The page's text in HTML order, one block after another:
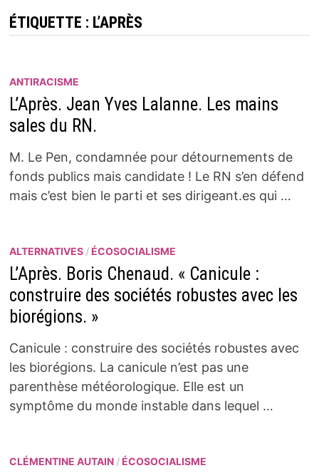
ÉTIQUETTE : L’APRÈS
ANTIRACISME
L’Après. Jean Yves Lalanne. Les mains
sales du RN.
M. Le Pen, condamnée pour détournements de
fonds publics mais candidate ! Le RN s’en défend
mais c’est bien le parti et ses dirigeant.es qui …
ALTERNATIVES/ ÉCOSOCIALISME
L’Après. Boris Chenaud. « Canicule :
construire des sociétés robustes avec les
biorégions. »
Canicule : construire des sociétés robustes avec
les biorégions. La canicule n’est pas une
parenthèse météorologique. Elle est un
symptôme du monde instable dans lequel …
CLÉMENTINE AUTAIN/ ÉCOSOCIALISME